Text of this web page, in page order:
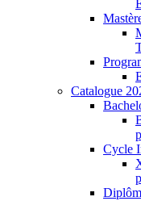
Catalogue
Cycle